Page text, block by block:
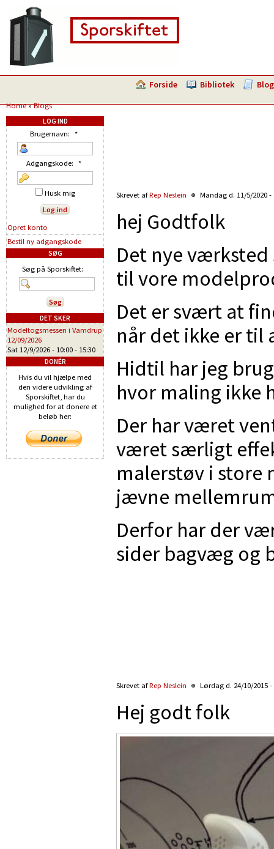
Forside Bibliotek Blog
Home»Blogs
Skrevet afRep Neslein Mandag d. 11/5/2020 -
hej Godtfolk
Det nye
til vore
Det er svært at
når det ikke er til
Hidtil har jeg
hvor maling ikke
Der har været
været særligt
malerstøv i store
jævne
Derfor har der
sider bagvæg og
Skrevet afRep Neslein Lørdag d. 24/10/2015
Hej godt folk
LOG IND
Brugernavn: *
Adgangskode: *
Husk mig
Opret konto
Bestil ny adgangskode
SØG
Søg på Sporskiftet:
DET SKER
Modeltogsmessen i Vamdrup
12/09/2026
Sat 12/9/2026 - 10:00 - 15:30
DONÉR
Hvis du vil hjælpe med
den videre udvikling af
Sporskiftet, har du
mulighed for at donere et
beløb her: